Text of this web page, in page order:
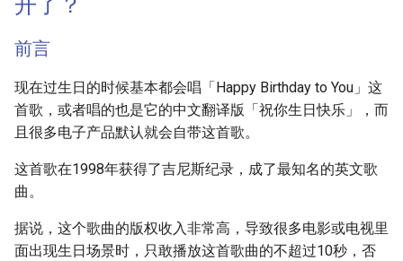
前言
现在过生日的时候基本都会唱「Happy Birthday to You」这
首歌，或者唱的也是它的中文翻译版「祝你生日快乐」，而
且很多电子产品默认就会自带这首歌。
这首歌在1998年获得了吉尼斯纪录，成了最知名的英文歌
曲。
据说，这个歌曲的版权收入非常高，导致很多电影或电视里
面出现生日场景时，只敢播放这首歌曲的不超过10秒，否